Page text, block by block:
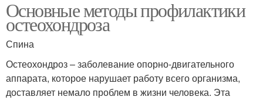
Основные методы профилактики
остеохондроза
Спина
Остеохондроз – заболевание опорно-двигательного
аппарата, которое нарушает работу всего организма,
доставляет немало проблем в жизни человека. Эта